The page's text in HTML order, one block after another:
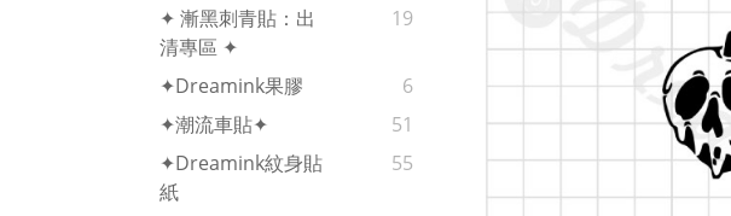
✦ 漸黑刺青貼：出
清專區 ✦
19
✦Dreamink果膠
6
✦潮流車貼✦
51
✦Dreamink紋身貼
紙
55